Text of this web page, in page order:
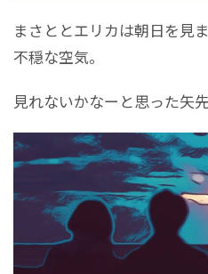
まさととエリカは朝日を見
不穏な空気。
見れないかなーと思った矢